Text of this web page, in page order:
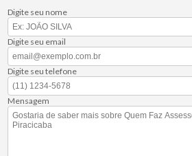
Digite seu nome
Digite seu email
Digite seu telefone
Mensagem